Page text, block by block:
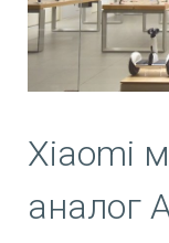
Xiaomi
аналог